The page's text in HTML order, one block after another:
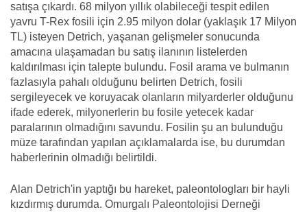
satışa çıkardı. 68 milyon yıllık olabileceği tespit edilen
yavru T-Rex fosili için 2.95 milyon dolar (yaklaşık 17 Milyon
TL) isteyen Detrich, yaşanan gelişmeler sonucunda
amacına ulaşamadan bu satış ilanının listelerden
kaldırılması için talepte bulundu. Fosil arama ve bulmanın
fazlasıyla pahalı olduğunu belirten Detrich, fosili
sergileyecek ve koruyacak olanların milyarderler olduğunu
ifade ederek, milyonerlerin bu fosile yetecek kadar
paralarının olmadığını savundu. Fosilin şu an bulunduğu
müze tarafından yapılan açıklamalarda ise, bu durumdan
haberlerinin olmadığı belirtildi.
Alan Detrich'in yaptığı bu hareket, paleontologları bir hayli
kızdırmış durumda. Omurgalı Paleontolojisi Derneği